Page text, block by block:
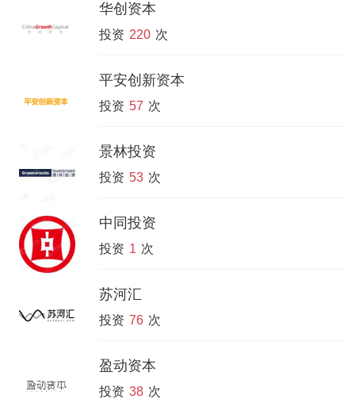
华创资本
投资 220 次
平安创新资本
投资 57 次
景林投资
投资 53 次
中同投资
投资 1 次
苏河汇
投资 76 次
盈动资本
投资 38 次